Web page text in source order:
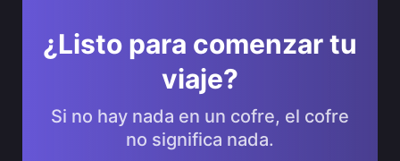
¿Listo para comenzar tu
viaje?
Si no hay nada en un cofre, el cofre
no significa nada.